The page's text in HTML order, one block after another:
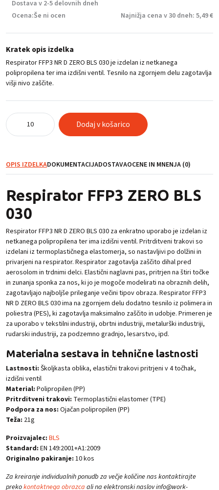
Dostava v 2-5 delovnih dneh
Ocena:Še ni ocen Najnižja cena v 30 dneh: 5,49 €
Kratek opis izdelka
Respirator FFP3 NR D ZERO BLS 030 je izdelan iz netkanega
polipropilena ter ima izdišni ventil. Tesnilo na zgornjem delu zagotavlja
višji nivo zaščite.
Respirator
FFP3
ZERO
količina
Dodaj v košarico
OPIS IZDELKADOKUMENTACIJADOSTAVAOCENE IN MNENJA (0)
Respirator FFP3 ZERO BLS
030
Respirator FFP3 NR D ZERO BLS 030 za enkratno uporabo je izdelan iz
netkanega polipropilena ter ima izdišni ventil. Pritrditveni trakovi so
izdelani iz termoplastičnega elastomerja, so nastavljivi po dolžini in
privarjeni na respirator. Respirator zagotavlja zaščito dihal pred
aerosolom in trdnimi delci. Elastični naglavni pas, pritrjen na štiri točke
in zunanja sponka za nos, ki jo je mogoče modelirati na obraznih delih,
zagotavljajo najboljše prileganje večini tipov obraza. Respirator FFP3
NR D ZERO BLS 030 ima na zgornjem delu dodatno tesnilo iz polimera in
poliestra (PES), ki zagotavlja maksimalno zaščito in udobje. Primeren je
za uporabo v tekstilni industriji, obrtni industriji, metalurški industriji,
rudarski industriji, za podzemno gradnjo, lesarstvo, ipd.
Materialna sestava in tehnične lastnosti
Lastnosti: Školjkasta oblika, elastični trakovi pritrjeni v 4 točhak,
izdišni ventil
Material: Polipropilen (PP)
Pritrditveni trakovi: Termoplastični elastomer (TPE)
Podpora za nos: Ojačan polipropilen (PP)
Teža: 21g
Proizvajalec: BLS
Standard: EN 149:2001+A1:2009
Originalno pakiranje: 10 kos
Za kreiranje individualnih ponudb za večje količine nas kontaktirajte
prekokontaktnega obrazca ali na elektronski naslov info@work-